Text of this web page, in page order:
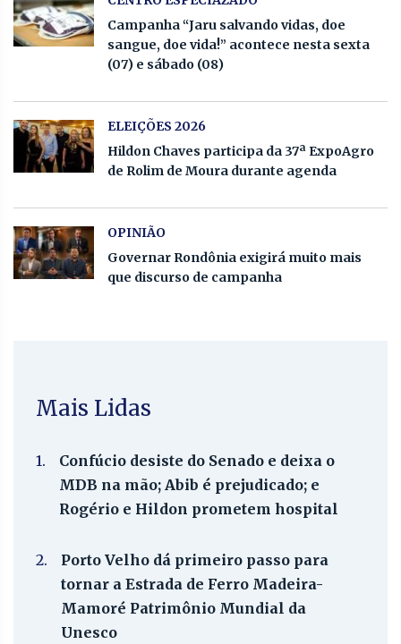
Campanha “Jaru salvando vidas, doe
sangue, doe vida!” acontece nesta sexta
(07) e sábado (08)
ELEIÇÕES 2026
Hildon Chaves participa da 37ª ExpoAgro
de Rolim de Moura durante agenda
OPINIÃO
Governar Rondônia exigirá muito mais
que discurso de campanha
Mais Lidas
1.
Confúcio desiste do Senado e deixa o
MDB na mão; Abib é prejudicado; e
Rogério e Hildon prometem hospital
2.
Porto Velho dá primeiro passo para
tornar a Estrada de Ferro Madeira-
Mamoré Patrimônio Mundial da
Unesco